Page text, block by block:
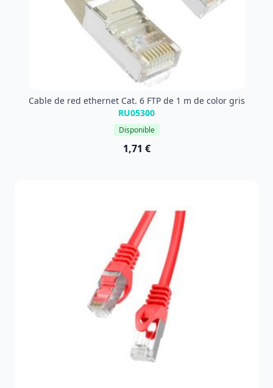
Cable de red ethernet Cat. 6 FTP de 1 m de color gris
RU05300
Disponible
1,71 €